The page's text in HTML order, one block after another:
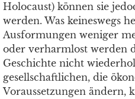
Holocaust) können sie
werden. Was keineswegs
Ausformungen weniger
oder verharmlost werden
Geschichte nicht
gesellschaftlichen, die
Voraussetzungen ändern,